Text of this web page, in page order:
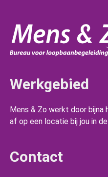
Werkgebied
Mens & Zo werkt door bijna
af op een locatie bij jou in
Contact